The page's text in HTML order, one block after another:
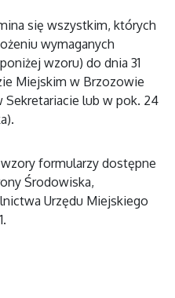
się wszystkim, których
wymaganych
wzoru) do dnia 31
Miejskim w Brzozowie
Sekretariacie lub w pok. 24
formularzy dostępne
Środowiska,
Urzędu Miejskiego